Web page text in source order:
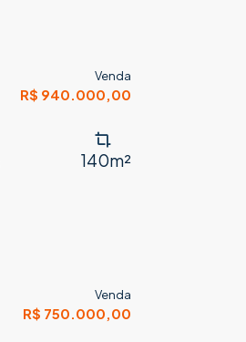
Venda
R$ 940.000,00
140m²
Venda
R$ 750.000,00